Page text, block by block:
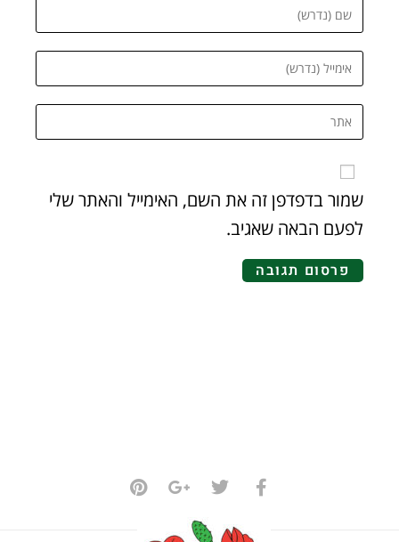
שמור בדפדפן זה את השם, האימייל והאתר שלי
לפעם הבאה שאגיב.